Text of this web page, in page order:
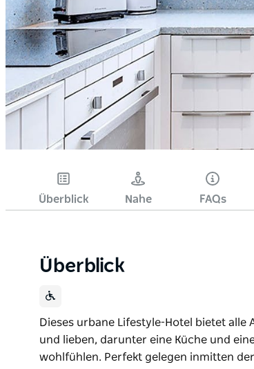
Überblick Nahe FAQs
Überblick
Dieses urbane Lifestyle-Hotel bietet alle
und lieben, darunter eine Küche und
wohlfühlen. Perfekt gelegen inmitten